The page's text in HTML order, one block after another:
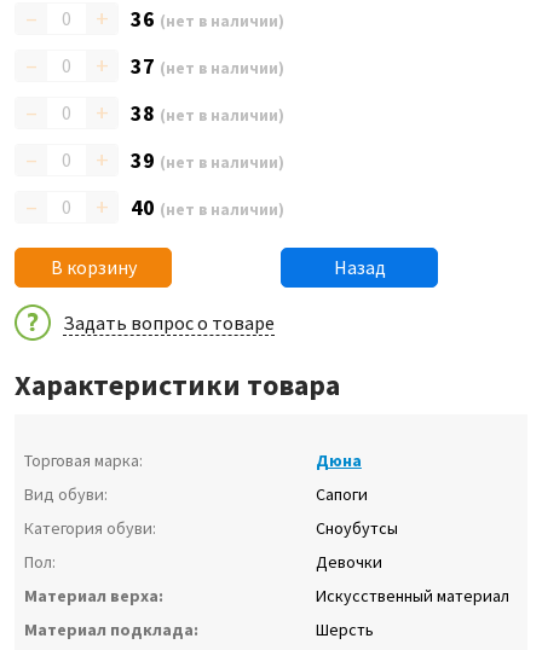
– + 36 (нет в наличии)
– + 37 (нет в наличии)
– + 38 (нет в наличии)
– + 39 (нет в наличии)
– + 40 (нет в наличии)
В корзину Назад
Задать вопрос о товаре
Характеристики товара
Торговая марка:
Дюна
Вид обуви:
Сапоги
Категория обуви:
Сноубутсы
Пол:
Девочки
Материал верха:
Искусственный материал
Материал подклада:
Шерсть